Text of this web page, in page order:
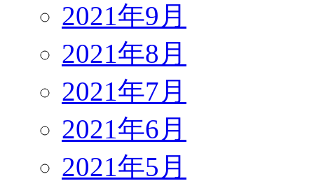
2021年9月
2021年8月
2021年7月
2021年6月
2021年5月